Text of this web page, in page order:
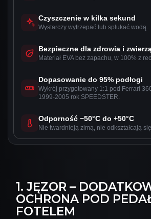
Czyszczenie w kilka sekund
Wystarczy wytrzepać lub spłukać wodą.
Bezpieczne dla zdrowia i
Materiał EVA bez zapachu, w 100% z
Dopasowanie do 95% podłogi
Wykrój przygotowany 1:1 pod Ferrari
1999-2005 rok SPEEDSTER.
Odporność −50°C do +50°C
Nie twardnieją zimą, nie odkształcają się
1. JĘZOR –
OCHRONA POD
FOTELEM